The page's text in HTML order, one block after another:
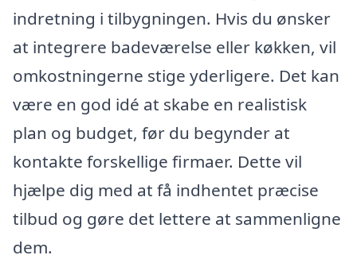
indretning i tilbygningen. Hvis du ønsker
at integrere badeværelse eller køkken, vil
omkostningerne stige yderligere. Det kan
være en god idé at skabe en realistisk
plan og budget, før du begynder at
kontakte forskellige firmaer. Dette vil
hjælpe dig med at få indhentet præcise
tilbud og gøre det lettere at sammenligne
dem.